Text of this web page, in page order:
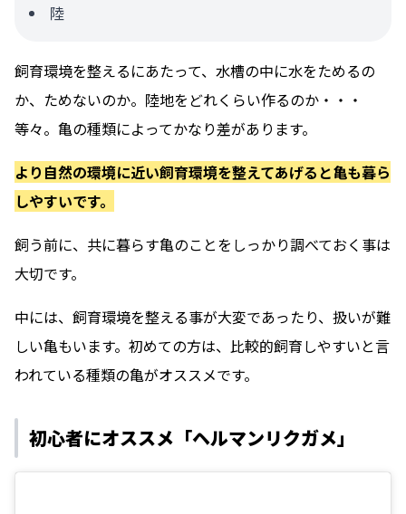
陸
飼育環境を整えるにあたって、水槽の中に水をためるの
か、ためないのか。陸地をどれくらい作るのか・・・
等々。亀の種類によってかなり差があります。
より自然の環境に近い飼育環境を整えてあげると亀も暮ら
しやすいです。
飼う前に、共に暮らす亀のことをしっかり調べておく事は
大切です。
中には、飼育環境を整える事が大変であったり、扱いが難
しい亀もいます。初めての方は、比較的飼育しやすいと言
われている種類の亀がオススメです。
初心者にオススメ「ヘルマンリクガメ」